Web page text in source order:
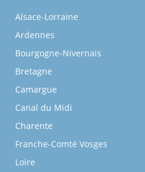
Alsace-Lorraine
Ardennes
Bourgogne-Nivernais
Bretagne
Camargue
Canal du Midi
Charente
Franche-Comté Vosges
Loire